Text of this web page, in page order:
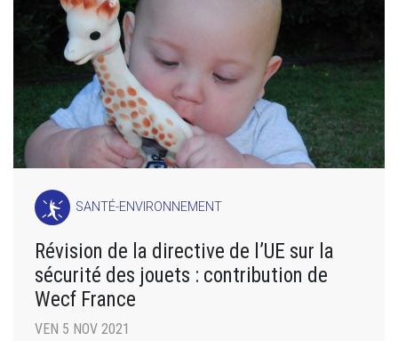
SANTÉ-ENVIRONNEMENT
Révision de la directive de l’UE sur la
sécurité des jouets : contribution de
Wecf France
VEN 5 NOV 2021